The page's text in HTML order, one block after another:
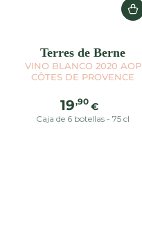
Terres de Berne
VINO BLANCO 2020 AOP
CÔTES DE PROVENCE
Precio
regular
19,90 €
Caja de 6 botellas - 75 cl